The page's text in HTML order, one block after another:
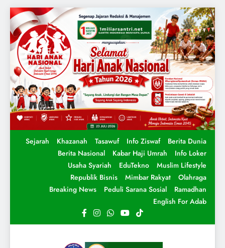
Sejarah Khazanah Tasawuf Info Ziswaf
Berita Dunia
Berita Nasional
Kabar Haji Umrah
Info Loker
Usaha Syariah
EduTekno
Muslim Lifestyle
Republik Bisnis
Mimbar Rakyat
Olahraga
Breaking News
Peduli Sarana Sosial
Ramadhan
English For Adab